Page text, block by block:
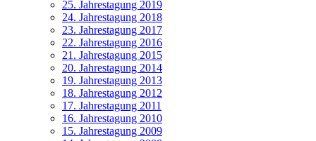
25. Jahrestagung 2019
24. Jahrestagung 2018
23. Jahrestagung 2017
22. Jahrestagung 2016
21. Jahrestagung 2015
20. Jahrestagung 2014
19. Jahrestagung 2013
18. Jahrestagung 2012
17. Jahrestagung 2011
16. Jahrestagung 2010
15. Jahrestagung 2009